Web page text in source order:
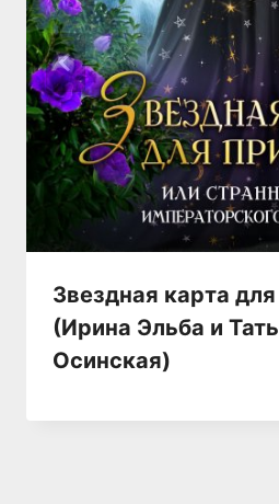
Звездная карта
(Ирина Эльба и
Осинская)